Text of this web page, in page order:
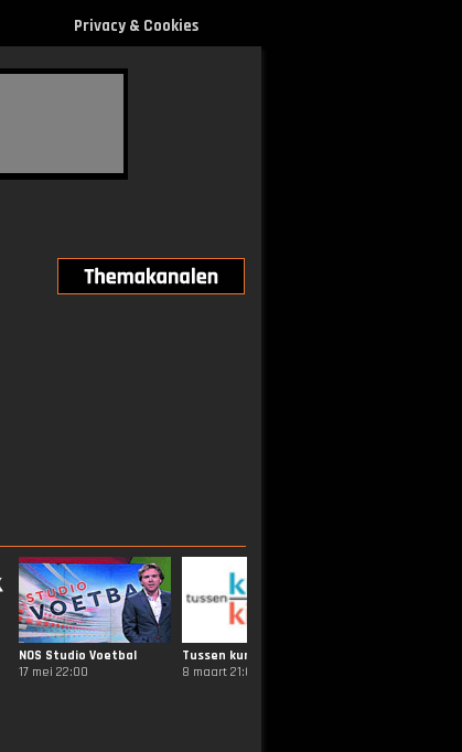
Privacy & Cookies
NOS Studio Voetbal
17 mei 22:00
Tussen kunst en kitsch
8 maart 21:00